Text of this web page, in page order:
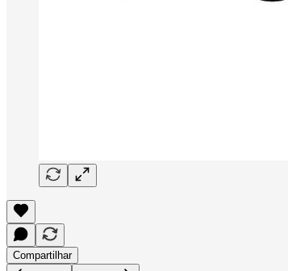
Compartilhar